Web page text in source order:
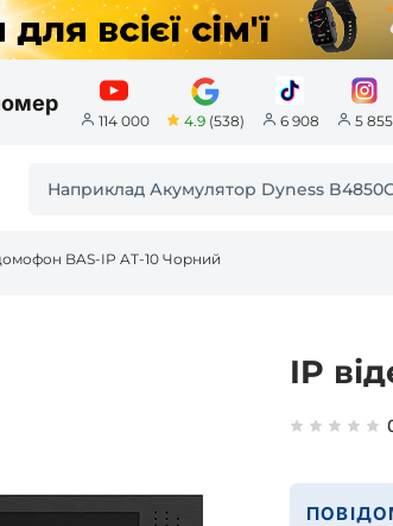
114 000 4.9(538) 6 908 5 855
BAS-IP AT-10 Чорний
IP